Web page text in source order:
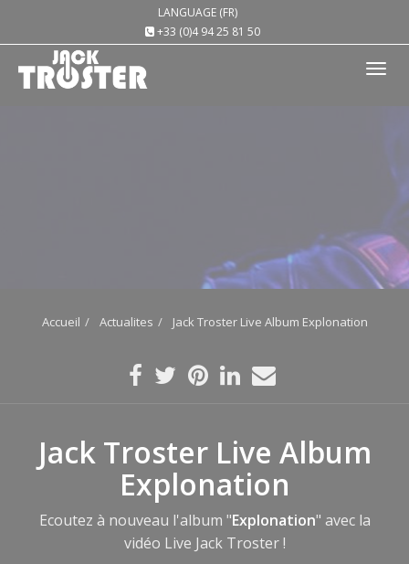
LANGUAGE (FR)
+33 (0)4 94 25 81 50
Accueil Actualites Jack Troster Live Album Explonation
Jack Troster Live Album
Explonation
Ecoutez à nouveau l'album "Explonation" avec la
vidéo Live Jack Troster !